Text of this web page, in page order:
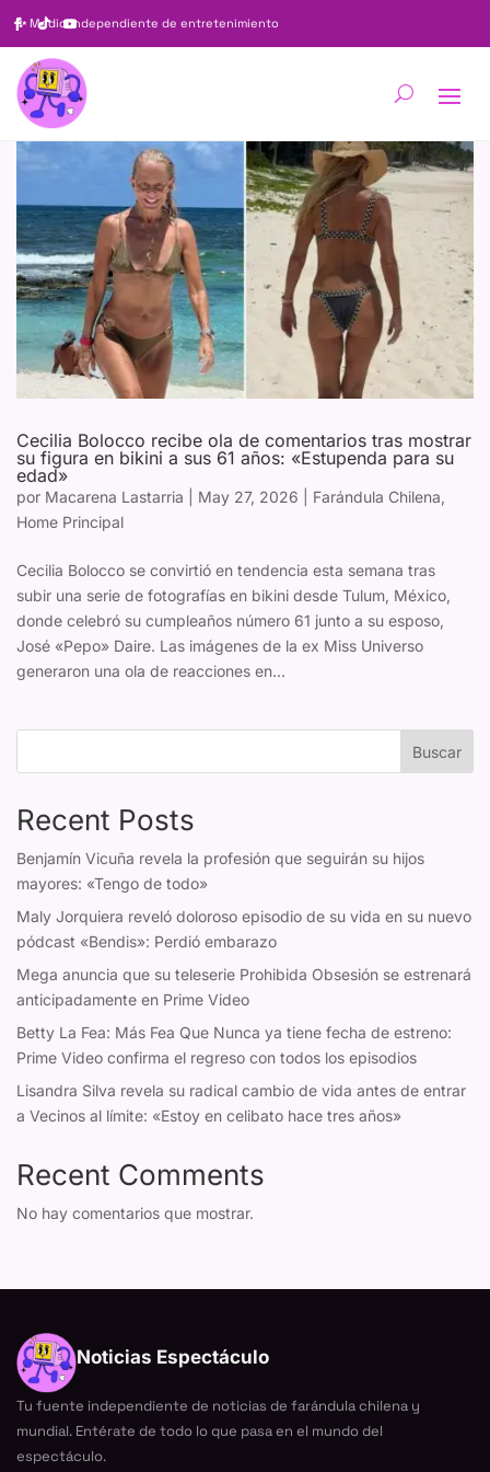
✨ Medio independiente de entretenimiento
Cecilia Bolocco recibe ola de comentarios tras mostrar
su figura en bikini a sus 61 años: «Estupenda para su
edad»
por Macarena Lastarria May 27, 2026 Farándula Chilena,
Home Principal
Cecilia Bolocco se convirtió en tendencia esta semana tras
subir una serie de fotografías en bikini desde Tulum, México,
donde celebró su cumpleaños número 61 junto a su esposo,
José «Pepo» Daire. Las imágenes de la ex Miss Universo
generaron una ola de reacciones en...
Buscar
Recent Posts
Benjamín Vicuña revela la profesión que seguirán su hijos
mayores: «Tengo de todo»
Maly Jorquiera reveló doloroso episodio de su vida en su nuevo
pódcast «Bendis»: Perdió embarazo
Mega anuncia que su teleserie Prohibida Obsesión se estrenará
anticipadamente en Prime Video
Betty La Fea: Más Fea Que Nunca ya tiene fecha de estreno:
Prime Video confirma el regreso con todos los episodios
Lisandra Silva revela su radical cambio de vida antes de entrar
a Vecinos al límite: «Estoy en celibato hace tres años»
Recent Comments
No hay comentarios que mostrar.
Noticias Espectáculo
Tu fuente independiente de noticias de farándula chilena y
mundial. Entérate de todo lo que pasa en el mundo del
espectáculo.